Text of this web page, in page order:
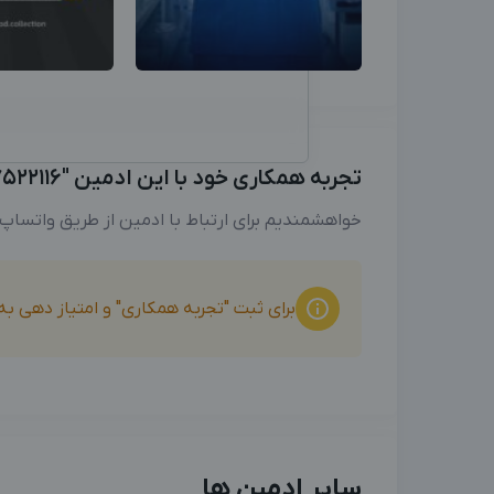
تجربه همکاری خود با این ادمین "09137522116" را با ما به اشتراک بگذارید
خواهشمندیم برای ارتباط با ادمین از طریق
برای ثبت "تجربه همکاری" و امتیاز دهی